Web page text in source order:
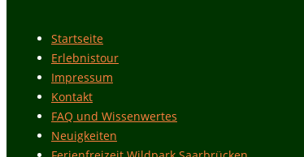
Startseite
Erlebnistour
Impressum
Kontakt
FAQ und Wissenwertes
Neuigkeiten